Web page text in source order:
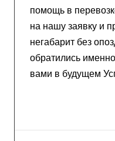
помощь в
на нашу заявку и
негабарит без
обратились
вами в будущем